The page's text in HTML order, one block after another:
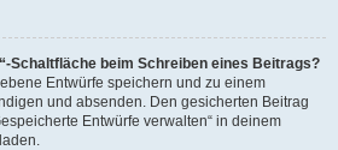
Schaltfläche beim Schreiben eines Beitrags?
Entwürfe speichern und zu einem
und absenden. Den gesicherten Beitrag
Entwürfe verwalten“ in deinem